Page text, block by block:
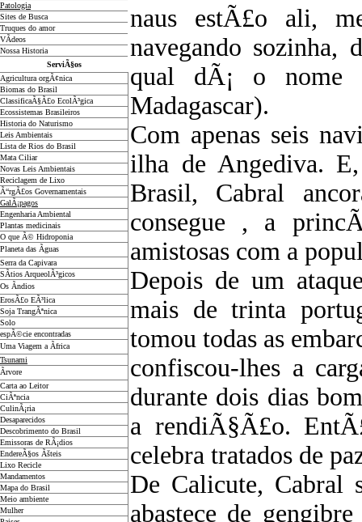
Patologia
Sites de Busca
Truques do amor
VÃ­deos
Nossa Historia
ServiÃ§os
Agricultura orgÃ¢nica
Biomas do Brasil
ClassificaÃ§Ã£o EcolÃ³gica
Ecossistemas Brasileiros
Historia do Naturismo
Leis Ambientais
Lista de Rios do Brasil
Mata Ciliar
Novas Leis Ambientais
Reciclagem de Lixo
Ã“rgÃ£os Governamentais
GalÃ¡pagos
Engenharia Ambiental
Plantas medicinais
O que Ã© Hidroponia
Planeta das Ãguas
Serra da Capivara
SÃ­tios ArqueolÃ³gicos
Os Ãndios
ErosÃ£o EÃ³lica
Soja TrangÃªnica
Solo
espÃ©cie encontradas
Uma Viagem a Ãfrica
Tsunami
Ãrvore
Carta ao Leitor
CiÃªncia
CulinÃ¡ria
Desaparecidos
Descobrimento do Brasil
Emissoras de RÃ¡dios
EndereÃ§os Ãšteis
Lixo Recicle
Mandamentos
Mapa do Brasil
Meio ambiente
Mulher
naus estÃ£o ali,
navegando sozinha,
qual dÃ¡ o nome
Madagascar).
Com apenas seis
ilha de Angediva.
Brasil, Cabral
consegue , a
amistosas com a
Depois de um
mais de trinta
tomou todas as
confiscou-lhes a
durante dois dias
a rendiÃ§Ã£o.
celebra tratados de
De Calicute, Cabral
abastece de